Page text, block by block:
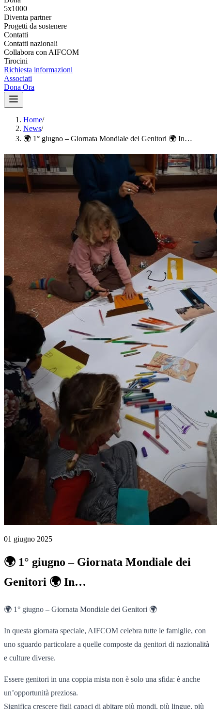
5x1000
Diventa partner
Progetti da sostenere
Contatti
Contatti nazionali
Collabora con AIFCOM
Tirocini
Richiesta informazioni
Associati
Dona Ora
Home/
News/
🌍 1° giugno – Giornata Mondiale dei Genitori 🌍 In…
01 giugno 2025
🌍 1° giugno – Giornata Mondiale dei
Genitori 🌍 In…
🌍 1° giugno – Giornata Mondiale dei Genitori 🌍
In questa giornata speciale, AIFCOM celebra tutte le famiglie, con
uno sguardo particolare a quelle composte da genitori di nazionalità
e culture diverse.
Essere genitori in una coppia mista non è solo una sfida: è anche
un’opportunità preziosa.
Significa crescere figli capaci di abitare più mondi, più lingue, più